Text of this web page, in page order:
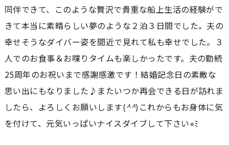
同伴できて、このような贅沢で貴重な船上生活の経験がで
きて本当に素晴らしい夢のような２泊３日間でした。夫の
幸せそうなダイバー姿を間近で見れて私も幸せでした。３
人でのお食事＆お喋りタイムも楽しかったです。夫の勤続
25周年のお祝いまで感謝感激です！結婚記念日の素敵な
思い出にもなりました♪またいつか再会できる日が訪れま
したら、よろしくお願いします(^^)これからもお身体に気
を付けて、元気いっぱいナイスダイブして下さい⭐︎ﾐ